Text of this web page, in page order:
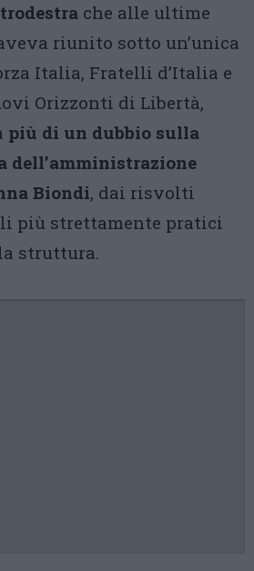
che alle ultime
riunito sotto un’unica
Italia, Fratelli d’Italia e
Orizzonti di Libertà,
più di un dubbio sulla
dell’amministrazione
Biondi, dai risvolti
più strettamente pratici
struttura.